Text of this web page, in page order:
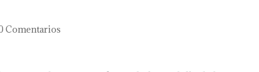
Comentarios